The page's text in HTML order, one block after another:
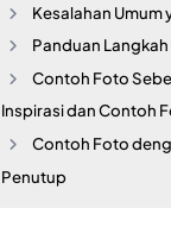
Kesalahan Umum
Panduan
Contoh Foto
Inspirasi dan Contoh
Contoh Foto
Penutup